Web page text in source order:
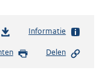
Informatie
Delen